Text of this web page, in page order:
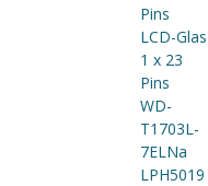
Pins
LCD-Glas
1 x 23
Pins
WD-
T1703L-
7ELNa
LPH5019